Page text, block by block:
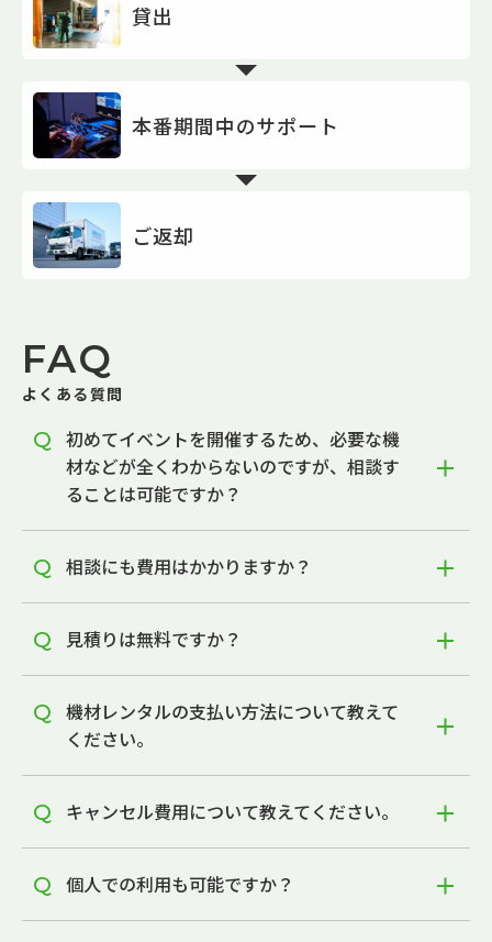
貸出
本番期間中のサポート
ご返却
FAQ
よくある質問
初めてイベントを開催するため、必要な機
材などが全くわからないのですが、相談す
ることは可能ですか？
相談にも費用はかかりますか？
見積りは無料ですか？
機材レンタルの支払い方法について教えて
ください。
キャンセル費用について教えてください。
個人での利用も可能ですか？